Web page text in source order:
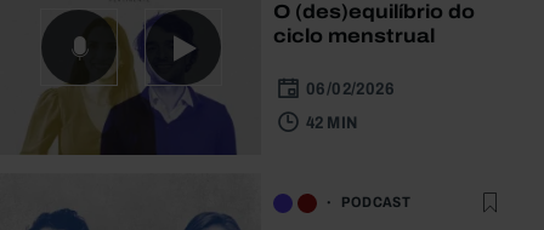
O (des)equilíbrio do
ciclo menstrual
06/02/2026
42 MIN
PODCAST